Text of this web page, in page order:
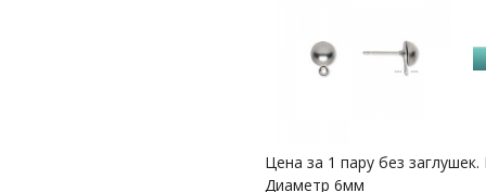
Цена за 1 пару без
Диаметр 6мм